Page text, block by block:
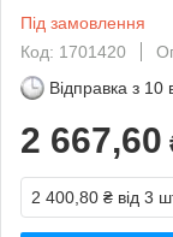
Під замовлення
Код: 1701420
Відправка з 10
2 667,60
2 400,80 ₴ від 3